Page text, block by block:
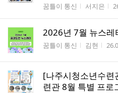
게시판명
꿈틀이 통신 작성자
서지은
2026년 7월 뉴스레
게시판명
꿈틀이 통신 작성자
김현 작
[나주시청소년수
련관 8월 특별 프로